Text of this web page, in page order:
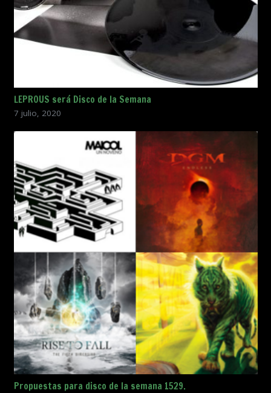
LEPROUS será Disco de la Semana
7 julio, 2020
Propuestas para disco de la semana 1529.